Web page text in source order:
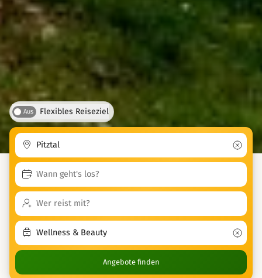
Aus Flexibles Reiseziel
Angebote finden